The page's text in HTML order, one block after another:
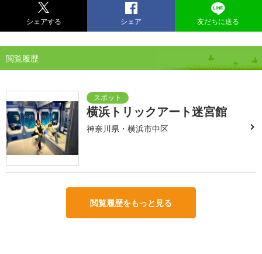
シェアする シェア 友だちに送る
閲覧履歴
横浜トリックアート迷宮館
神奈川県・横浜市中区
閲覧履歴をもっと見る